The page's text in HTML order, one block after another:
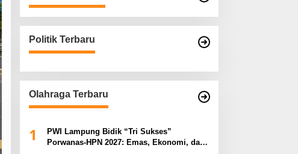
Politik Terbaru
Olahraga Terbaru
1
PWI Lampung Bidik “Tri Sukses”
Porwanas-HPN 2027: Emas, Ekonomi, dan